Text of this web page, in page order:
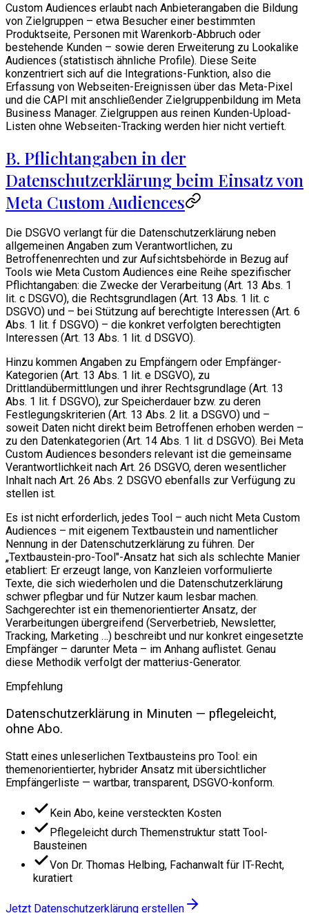
Custom Audiences erlaubt nach Anbieterangaben die Bildung
von Zielgruppen – etwa Besucher einer bestimmten
Produktseite, Personen mit Warenkorb-Abbruch oder
bestehende Kunden – sowie deren Erweiterung zu Lookalike
Audiences (statistisch ähnliche Profile). Diese Seite
konzentriert sich auf die Integrations-Funktion, also die
Erfassung von Webseiten-Ereignissen über das Meta-Pixel
und die CAPI mit anschließender Zielgruppenbildung im Meta
Business Manager. Zielgruppen aus reinen Kunden-Upload-
Listen ohne Webseiten-Tracking werden hier nicht vertieft.
B. Pflichtangaben in der
Datenschutzerklärung beim Einsatz von
Meta Custom Audiences
Die DSGVO verlangt für die Datenschutzerklärung neben
allgemeinen Angaben zum Verantwortlichen, zu
Betroffenenrechten und zur Aufsichtsbehörde in Bezug auf
Tools wie Meta Custom Audiences eine Reihe spezifischer
Pflichtangaben: die Zwecke der Verarbeitung (Art. 13 Abs. 1
lit. c DSGVO), die Rechtsgrundlagen (Art. 13 Abs. 1 lit. c
DSGVO) und – bei Stützung auf berechtigte Interessen (Art. 6
Abs. 1 lit. f DSGVO) – die konkret verfolgten berechtigten
Interessen (Art. 13 Abs. 1 lit. d DSGVO).
Hinzu kommen Angaben zu Empfängern oder Empfänger-
Kategorien (Art. 13 Abs. 1 lit. e DSGVO), zu
Drittlandübermittlungen und ihrer Rechtsgrundlage (Art. 13
Abs. 1 lit. f DSGVO), zur Speicherdauer bzw. zu deren
Festlegungskriterien (Art. 13 Abs. 2 lit. a DSGVO) und –
soweit Daten nicht direkt beim Betroffenen erhoben werden –
zu den Datenkategorien (Art. 14 Abs. 1 lit. d DSGVO). Bei Meta
Custom Audiences besonders relevant ist die gemeinsame
Verantwortlichkeit nach Art. 26 DSGVO, deren wesentlicher
Inhalt nach Art. 26 Abs. 2 DSGVO ebenfalls zur Verfügung zu
stellen ist.
Es ist nicht erforderlich, jedes Tool – auch nicht Meta Custom
Audiences – mit eigenem Textbaustein und namentlicher
Nennung in der Datenschutzerklärung zu führen. Der
„Textbaustein-pro-Tool"-Ansatz hat sich als schlechte Manier
etabliert: Er erzeugt lange, von Kanzleien vorformulierte
Texte, die sich wiederholen und die Datenschutzerklärung
schwer pflegbar und für Nutzer kaum lesbar machen.
Sachgerechter ist ein themenorientierter Ansatz, der
Verarbeitungen übergreifend (Serverbetrieb, Newsletter,
Tracking, Marketing …) beschreibt und nur konkret eingesetzte
Empfänger – darunter Meta – im Anhang auflistet. Genau
diese Methodik verfolgt der matterius-Generator.
Empfehlung
Datenschutzerklärung in Minuten — pflegeleicht,
ohne Abo.
Statt eines unleserlichen Textbausteins pro Tool: ein
themenorientierter, hybrider Ansatz mit übersichtlicher
Empfängerliste — wartbar, transparent, DSGVO-konform.
Kein Abo, keine versteckten Kosten
Pflegeleicht durch Themenstruktur statt Tool-
Bausteinen
Von Dr. Thomas Helbing, Fachanwalt für IT-Recht,
kuratiert
Jetzt Datenschutzerklärung erstellen